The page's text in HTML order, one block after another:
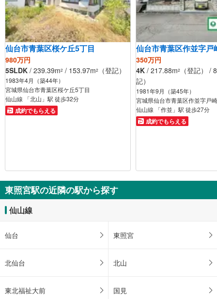
仙台市青葉区桜ケ丘5丁目
980万円
5SLDK / 239.39m2 / 153.97m2 （登記）
1983年4月（築44年）
宮城県仙台市青葉区桜ケ丘5丁目
仙山線 「北山」駅 徒歩32分
成約でもらえる
仙台市青葉区作並字戸
350万円
4K / 217.88m2
（登記） /
記）
1981年9月（築45年）
宮城県仙台市青葉区作並字戸崎
仙山線 「作並」駅 徒歩27分
成約でもらえる
東照宮駅の近隣の駅から探す
仙山線
仙台 東照宮
北仙台 北山
東北福祉大前 国見